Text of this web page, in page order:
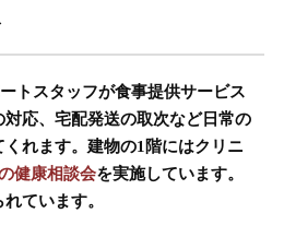
トスタッフが食事提供サービス
応、宅配発送の取次など日常の
れます。建物の1階にはクリニ
健康相談会を実施しています。
ています。